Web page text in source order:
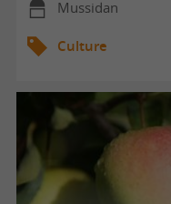
Mussidan
Culture